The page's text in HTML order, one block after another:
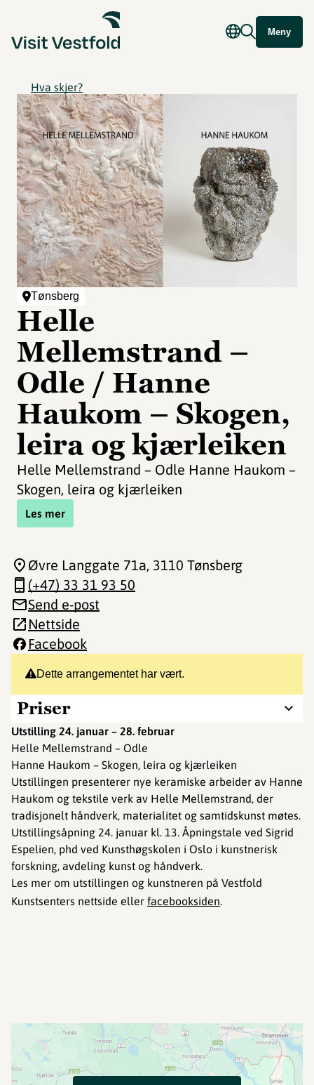
Meny
Hva skjer?
Tønsberg
Helle
Mellemstrand –
Odle / Hanne
Haukom – Skogen,
leira og kjærleiken
Helle Mellemstrand – Odle Hanne Haukom –
Skogen, leira og kjærleiken
Les mer
Dette arrangementet har vært.
Priser
Utstilling 24. januar – 28. februar
Helle Mellemstrand – Odle
Hanne Haukom – Skogen, leira og kjærleiken
Utstillingen presenterer nye keramiske arbeider av Hanne
Haukom og tekstile verk av Helle Mellemstrand, der
tradisjonelt håndverk, materialitet og samtidskunst møtes.
Utstillingsåpning 24. januar kl. 13. Åpningstale ved Sigrid
Espelien, phd ved Kunsthøgskolen i Oslo i kunstnerisk
forskning, avdeling kunst og håndverk.
Les mer om utstillingen og kunstneren på Vestfold
Kunstsenters nettside eller facebooksiden.
Øvre Langgate 71a, 3110 Tønsberg
(+47) 33 31 93 50
Send e-post
Nettside
Facebook